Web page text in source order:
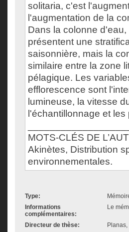
solitaria, c'est
l'augmentation de la
Dans la colonne
présentent une
saisonnière, mais la
similaire entre la zone
pélagique. Les
efflorescence sont
lumineuse, la vitesse
l'échantillonnage et les
MOTS-CLÉS DE
Akinètes, Distribution
environnementales.
Type:
Informations
complémentaires:
Le
Directeur de thèse: